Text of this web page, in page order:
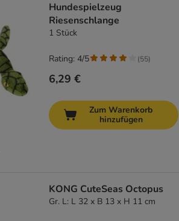
Hundespielzeug
Riesenschlange
1 Stück
6,29 €
Rating: 4/5 (55)
Zum Warenkorb
hinzufügen
KONG CuteSeas Octopus
Gr. L: L 32 x B 13 x H 11 cm